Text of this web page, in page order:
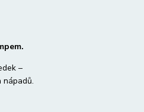
–
nápadů.